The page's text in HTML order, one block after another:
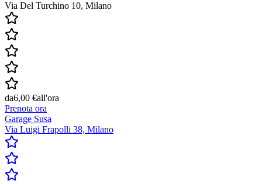
Via Del Turchino 10, Milano
da6,00 €all'ora
Prenota ora
Garage Susa
Via Luigi Frapolli 38, Milano